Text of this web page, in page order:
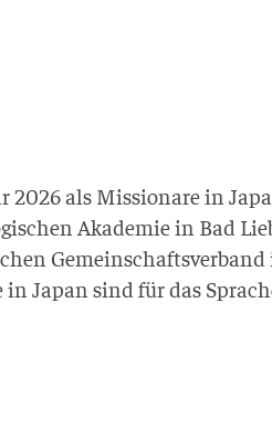
2026 als Mis­sio­na­re in
Aka­de­mie in Bad
Japan sind für das